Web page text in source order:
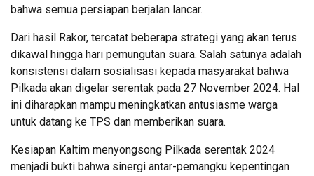
bahwa semua persiapan berjalan lancar.
Dari hasil Rakor, tercatat beberapa strategi yang akan terus
dikawal hingga hari pemungutan suara. Salah satunya adalah
konsistensi dalam sosialisasi kepada masyarakat bahwa
Pilkada akan digelar serentak pada 27 November 2024. Hal
ini diharapkan mampu meningkatkan antusiasme warga
untuk datang ke TPS dan memberikan suara.
Kesiapan Kaltim menyongsong Pilkada serentak 2024
menjadi bukti bahwa sinergi antar-pemangku kepentingan